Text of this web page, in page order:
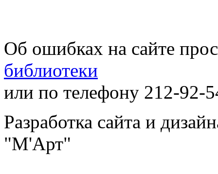
Об ошибках на сайте
библиотеки
или по телефону 212-92-
Разработка сайта и
"М'Арт"